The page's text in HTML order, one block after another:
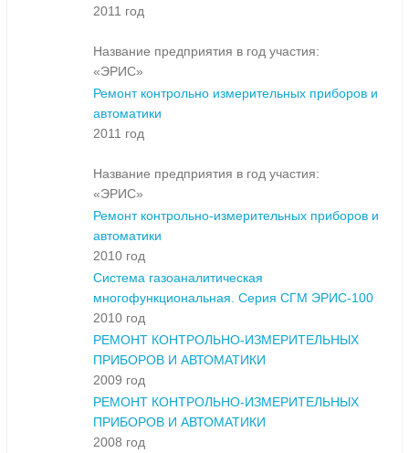
2011 год
Название предприятия в год участия:
«ЭРИС»
Ремонт контрольно измерительных приборов и
автоматики
2011 год
Название предприятия в год участия:
«ЭРИС»
Ремонт контрольно-измерительных приборов и
автоматики
2010 год
Система газоаналитическая
многофункциональная. Серия СГМ ЭРИС-100
2010 год
РЕМОНТ КОНТРОЛЬНО-ИЗМЕРИТЕЛЬНЫХ
ПРИБОРОВ И АВТОМАТИКИ
2009 год
РЕМОНТ КОНТРОЛЬНО-ИЗМЕРИТЕЛЬНЫХ
ПРИБОРОВ И АВТОМАТИКИ
2008 год